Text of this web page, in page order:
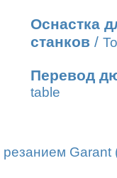
Оснастка
станков /
Перевод
table
Garant